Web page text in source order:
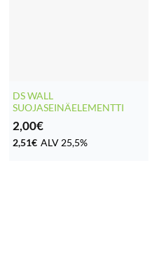
DS WALL
SUOJASEINÄELEMENTTI
2,00€
2,51€ ALV 25,5%